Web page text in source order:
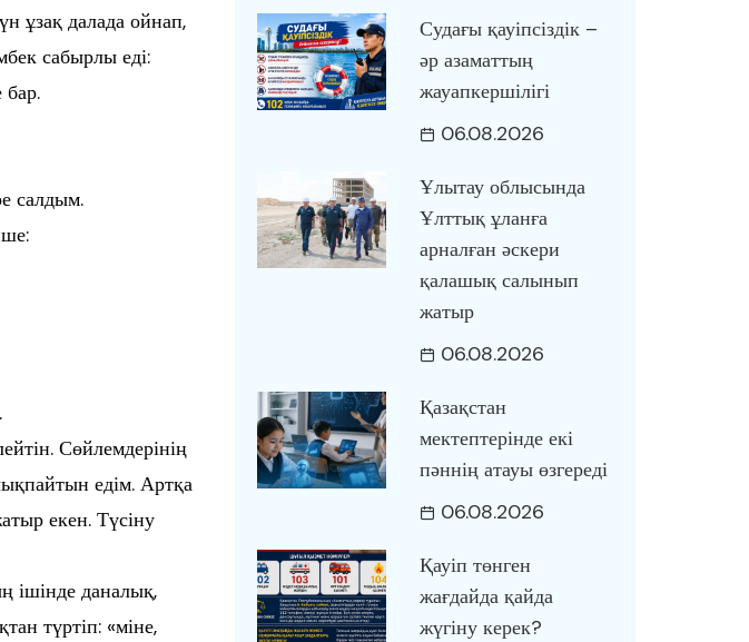
ұзақ далада ойнап,
сабырлы еді:
бар.
салдым.
Сөйлемдерінің
едім. Артқа
екен. Түсіну
ішінде даналық,
түртіп: «міне,
Судағы қауіпсіздік –
әр азаматтың
жауапкершілігі
06.08.2026
Ұлытау облысында
Ұлттық ұланға
арналған әскери
қалашық салынып
жатыр
06.08.2026
Қазақстан
мектептерінде екі
пәннің атауы өзгереді
06.08.2026
Қауіп төнген
жағдайда қайда
жүгіну керек?